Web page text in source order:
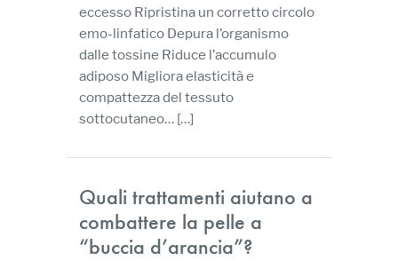
eccesso Ripristina un corretto circolo
emo-linfatico Depura l’organismo
dalle tossine Riduce l’accumulo
adiposo Migliora elasticità e
compattezza del tessuto
sottocutaneo… […]
Quali trattamenti aiutano a
combattere la pelle a
“buccia d’arancia”?